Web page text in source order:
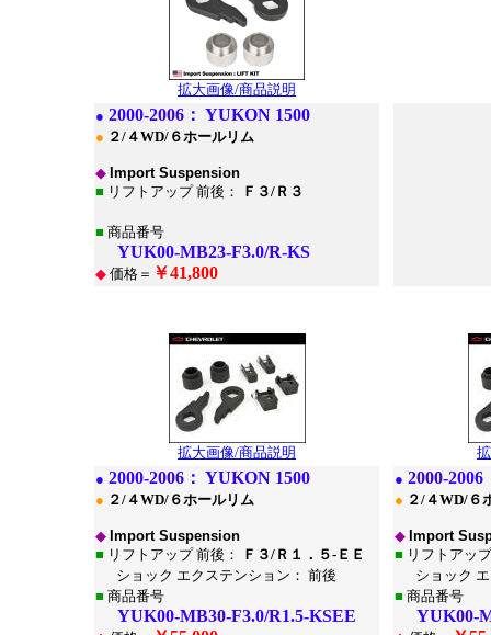
拡大画像/商品説明
● 2000-2006： YUKON 1500
● ２/４WD/６ホールリム
◆ Import Suspension
■ リフトアップ 前後： Ｆ３/Ｒ３
■ 商品番号
YUK00-MB23-F3.0/R-KS
◆ 価格＝ ￥41,800
拡大画像/商品説明
● 2000-2006： YUKON 1500
● ２/４WD/６ホールリム
◆ Import Suspension
■ リフトアップ 前後：
Ｆ３/Ｒ１．５-ＥＥ
ショック エクステンション： 前後
■ 商品番号
YUK00-MB30-F3.0/R1.5-KSEE
● 2000-2006
● ２/４WD/６
◆ Import
■ リフトアッ
ショック
■ 商品番号
YUK00-